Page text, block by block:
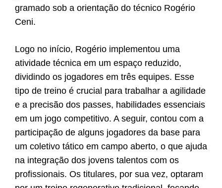
gramado sob a orientação do técnico Rogério
Ceni.
Logo no início, Rogério implementou uma
atividade técnica em um espaço reduzido,
dividindo os jogadores em três equipes. Esse
tipo de treino é crucial para trabalhar a agilidade
e a precisão dos passes, habilidades essenciais
em um jogo competitivo. A seguir, contou com a
participação de alguns jogadores da base para
um coletivo tático em campo aberto, o que ajuda
na integração dos jovens talentos com os
profissionais. Os titulares, por sua vez, optaram